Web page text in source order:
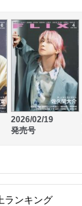
2026/02/19
発売号
ランキング